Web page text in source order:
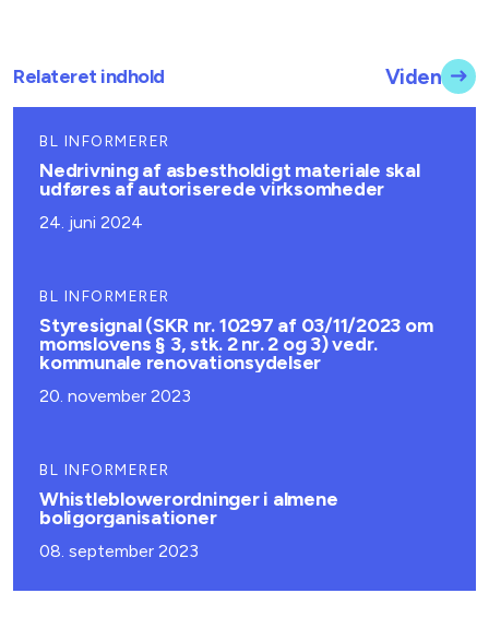
Relateret indhold Viden
BL INFORMERER
Nedrivning af asbestholdigt materiale skal
udføres af autoriserede virksomheder
24. juni 2024
BL INFORMERER
Styresignal (SKR nr. 10297 af 03/11/2023 om
momslovens § 3, stk. 2 nr. 2 og 3) vedr.
kommunale renovationsydelser
20. november 2023
BL INFORMERER
Whistleblowerordninger i almene
boligorganisationer
08. september 2023